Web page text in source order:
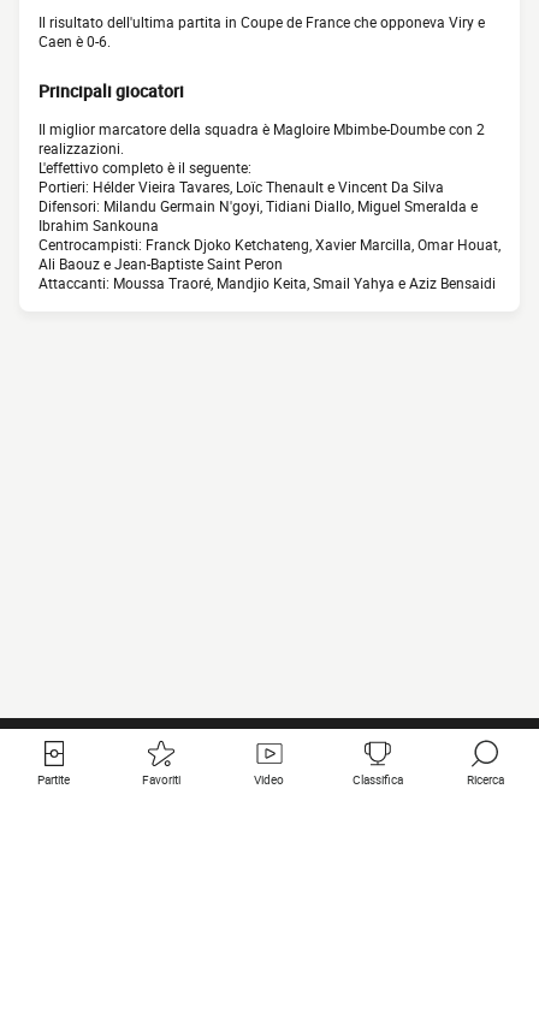
Il risultato dell'ultima partita in Coupe de France che opponeva Viry e
Caen è 0-6.
Principali giocatori
Il miglior marcatore della squadra è Magloire Mbimbe-Doumbe con 2
realizzazioni.
L'effettivo completo è il seguente:
Portieri: Hélder Vieira Tavares, Loïc Thenault e Vincent Da Silva
Difensori: Milandu Germain N'goyi, Tidiani Diallo, Miguel Smeralda e
Ibrahim Sankouna
Centrocampisti: Franck Djoko Ketchateng, Xavier Marcilla, Omar Houat,
Ali Baouz e Jean-Baptiste Saint Peron
Attaccanti: Moussa Traoré, Mandjio Keita, Smail Yahya e Aziz Bensaidi
Partite Favoriti Video Classifica Ricerca